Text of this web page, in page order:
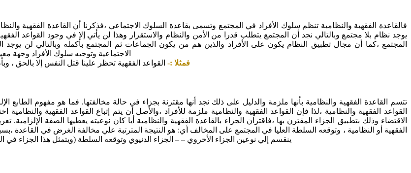
فالقاعدة الفقهية والنظامية تنظم سلوك الأفراد في المجتمع وتسمى بقاعدة السلوك الاجتماعي ،فذكرنا أن القاعدة الفقهية
يوجد نظام بلا مجتمع وبالتالي نجد أن المجتمع يتطلب قدرا من الأمن والنظام والاستقرار وهذا لن يأتي إلا في وجود القواعد
المجتمع ،كما أن مجال تطبيق النظام يكون على الأفراد والذين هم من يكون الجماعات ثم المجتمع بأكمله وبالتالي لن يوجد
الاجتماعية وتوجيه سلوك الأفراد وجهة
فمثلا :- القواعد الفقهية تحظر علينا قتل النفس إلا بالحق
تتسم القاعدة الفقهية والنظامية بأنها ملزمة والدليل على ذلك نجد أنها مقترنة بجزاء في حالة مخالفتها. فما هو مفهوم الطابع
القواعد الفقهية والنظامية ،لذا فإن القواعد الفقهية والنظامية ملزمة للأفراد ،والأصل أن يتم إتباع القواعد الفقهية والنظامية
الاقتضاء وذلك بتطبيق الجزاء المقترن بها ،فاقتران الجزاء بالقاعدة الفقهية والنظامية أيا كان نوعيته يعطيها الصفة
الفقهية أو النظامية ، وتوقعه السلطة العليا في المجتمع على المخالف أي: هو النتيجة المترتبة علي مخالفة الغرض في القاعدة
ينقسم إلي نوعين الجزاء الأخروي – – الجزاء الدنيوي وتوقعه السلطة (ويتمثل هذا الجزاء في